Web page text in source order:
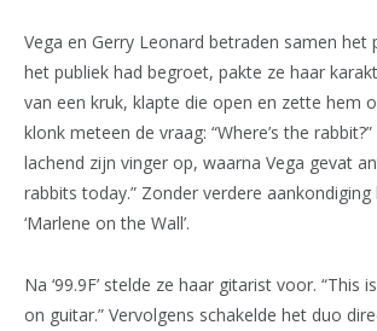
Vega en Gerry Leonard betraden samen het
het publiek had begroet, pakte ze haar
van een kruk, klapte die open en zette hem
klonk meteen de vraag: “Where’s the
lachend zijn vinger op, waarna Vega gevat
rabbits today.” Zonder verdere aankondiging
‘Marlene on the Wall’.
Na ‘99.9F’ stelde ze haar gitarist voor. “This
on guitar.” Vervolgens schakelde het duo